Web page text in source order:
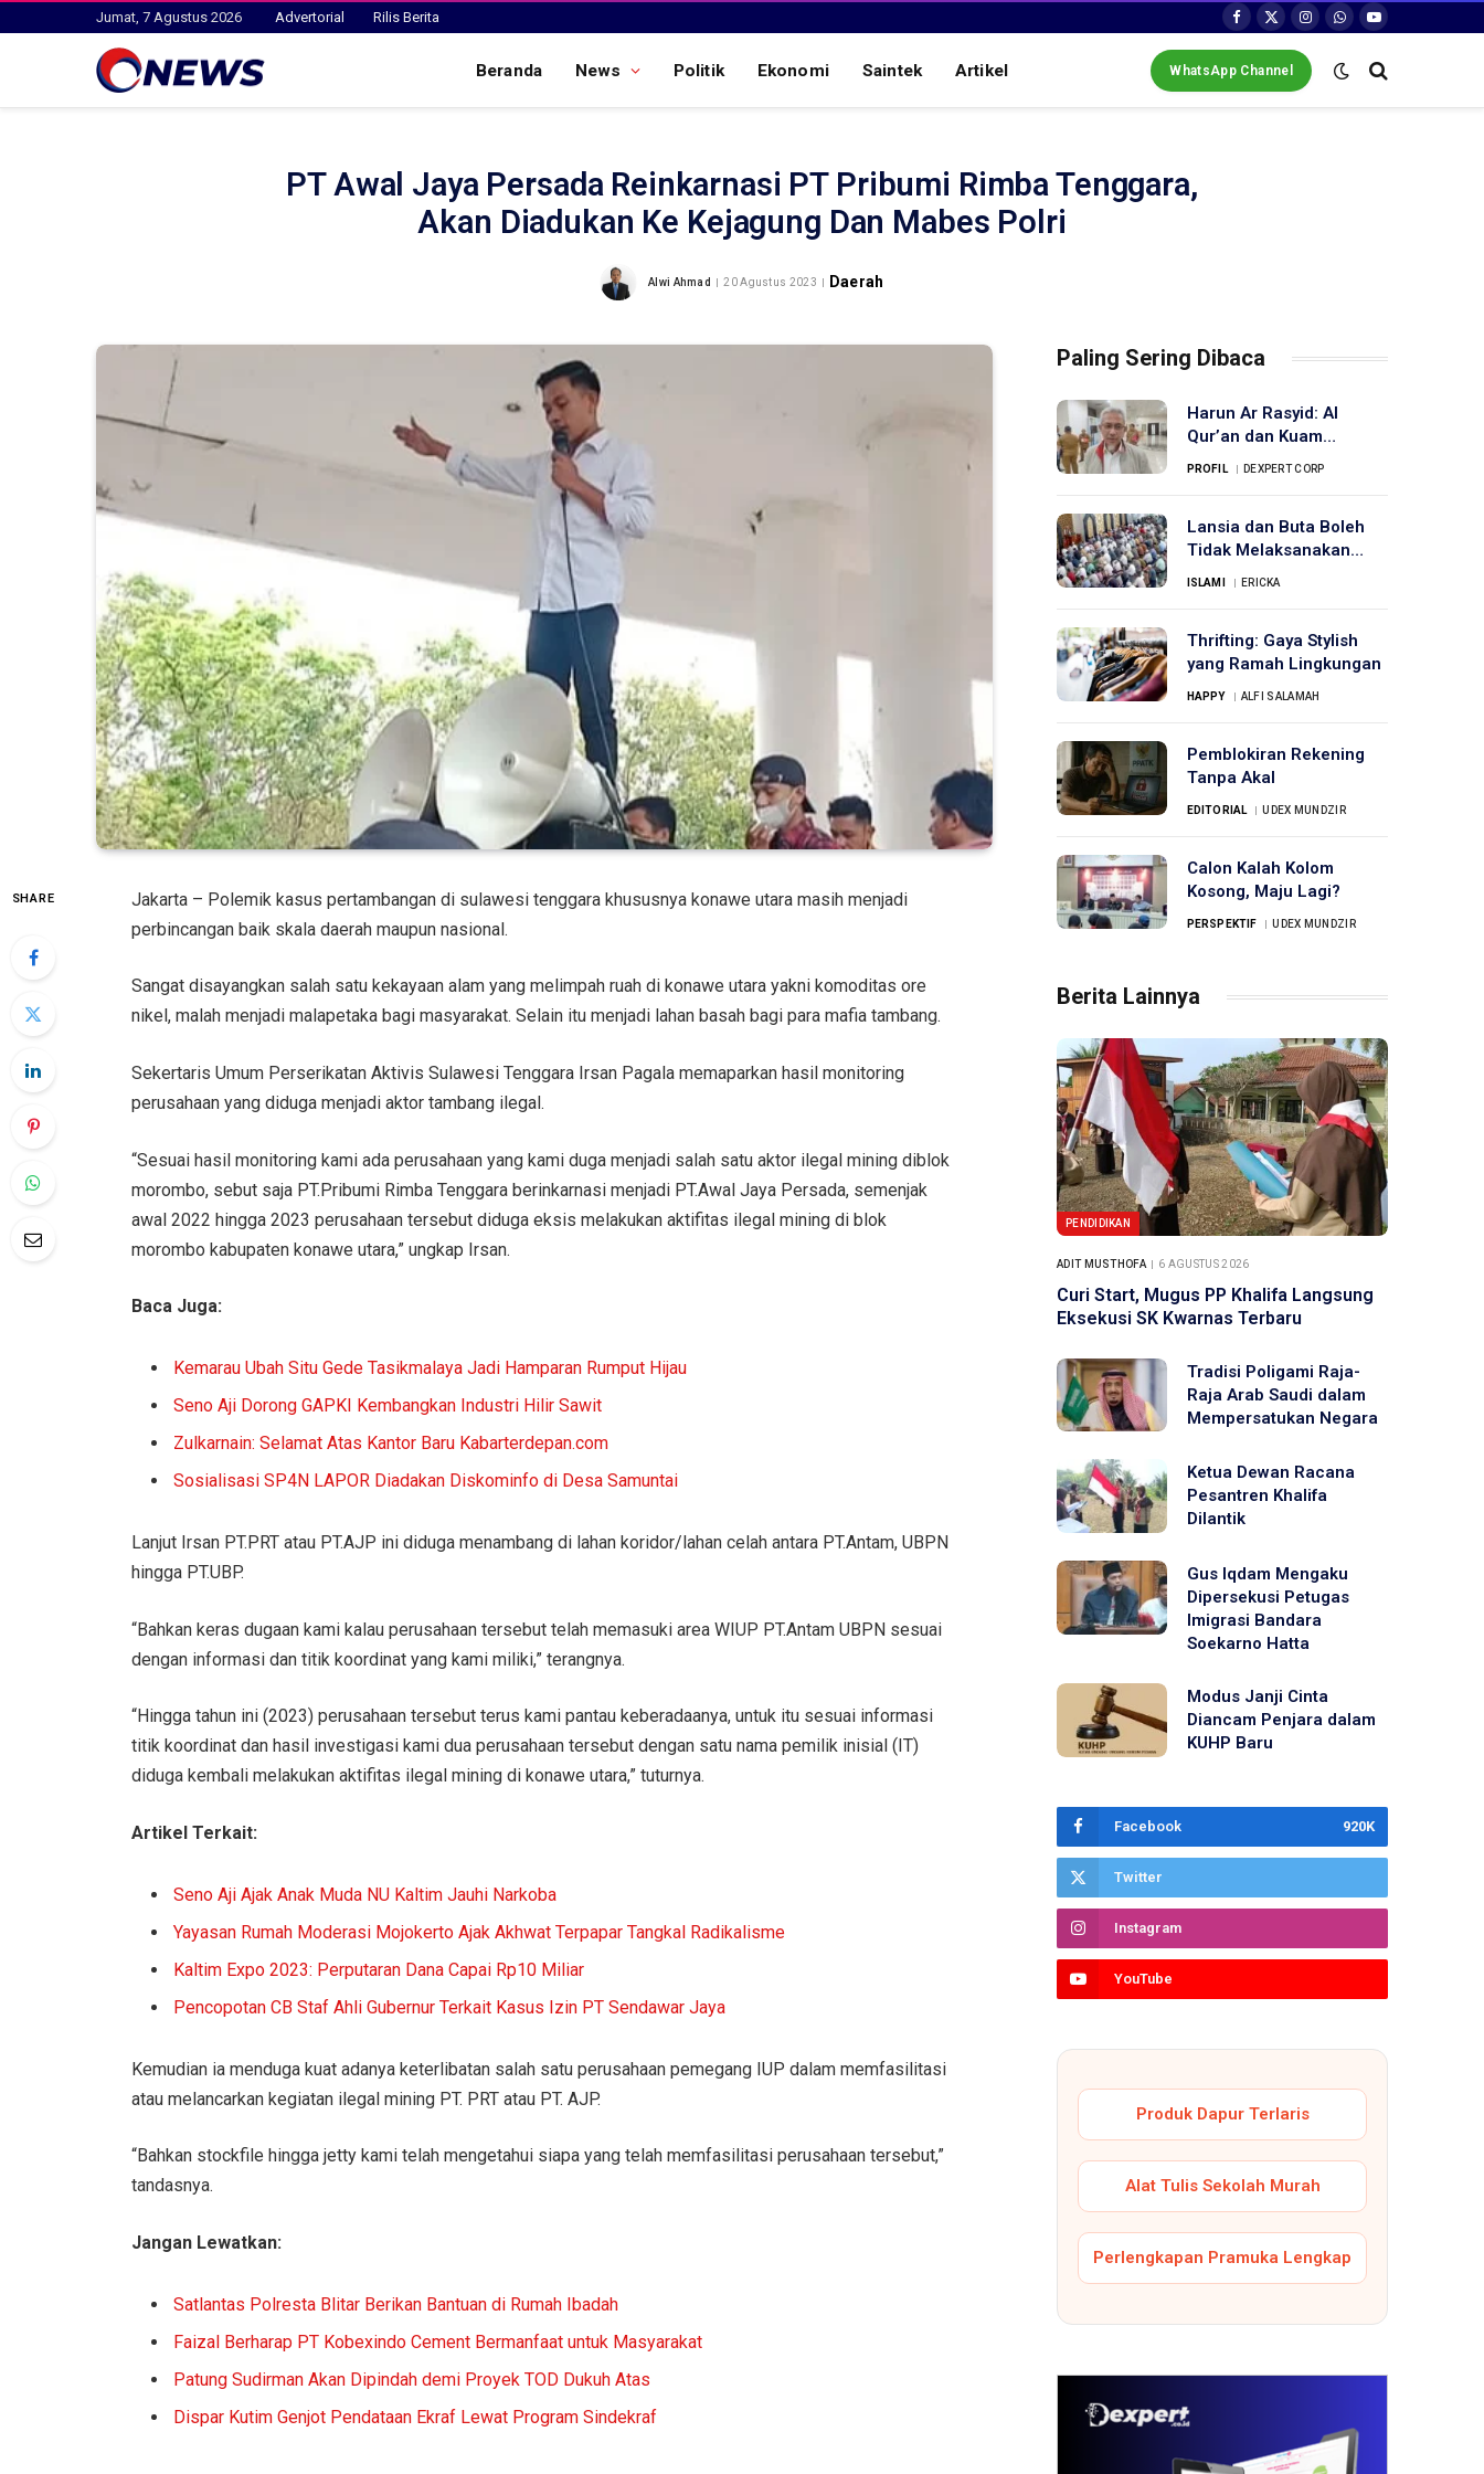
Jumat, 7 Agustus 2026 Advertorial Rilis Berita
Facebook
X
(Twitter)
Instagram
WhatsApp
YouTube
Beranda News Politik Ekonomi Saintek Artikel WhatsApp Channel
PT Awal Jaya Persada Reinkarnasi PT Pribumi Rimba Tenggara,
Akan Diadukan Ke Kejagung Dan Mabes Polri
Alwi Ahmad 20 Agustus 2023 Daerah
SHARE
Jakarta – Polemik kasus pertambangan di sulawesi tenggara khususnya konawe utara masih menjadi
perbincangan baik skala daerah maupun nasional.
Sangat disayangkan salah satu kekayaan alam yang melimpah ruah di konawe utara yakni komoditas ore
nikel, malah menjadi malapetaka bagi masyarakat. Selain itu menjadi lahan basah bagi para mafia tambang.
Sekertaris Umum Perserikatan Aktivis Sulawesi Tenggara Irsan Pagala memaparkan hasil monitoring
perusahaan yang diduga menjadi aktor tambang ilegal.
“Sesuai hasil monitoring kami ada perusahaan yang kami duga menjadi salah satu aktor ilegal mining diblok
morombo, sebut saja PT.Pribumi Rimba Tenggara berinkarnasi menjadi PT.Awal Jaya Persada, semenjak
awal 2022 hingga 2023 perusahaan tersebut diduga eksis melakukan aktifitas ilegal mining di blok
morombo kabupaten konawe utara,” ungkap Irsan.
Baca Juga:
Kemarau Ubah Situ Gede Tasikmalaya Jadi Hamparan Rumput Hijau
Seno Aji Dorong GAPKI Kembangkan Industri Hilir Sawit
Zulkarnain: Selamat Atas Kantor Baru Kabarterdepan.com
Sosialisasi SP4N LAPOR Diadakan Diskominfo di Desa Samuntai
Lanjut Irsan PT.PRT atau PT.AJP ini diduga menambang di lahan koridor/lahan celah antara PT.Antam, UBPN
hingga PT.UBP.
“Bahkan keras dugaan kami kalau perusahaan tersebut telah memasuki area WIUP PT.Antam UBPN sesuai
dengan informasi dan titik koordinat yang kami miliki,” terangnya.
“Hingga tahun ini (2023) perusahaan tersebut terus kami pantau keberadaanya, untuk itu sesuai informasi
titik koordinat dan hasil investigasi kami dua perusahaan tersebut dengan satu nama pemilik inisial (IT)
diduga kembali melakukan aktifitas ilegal mining di konawe utara,” tuturnya.
Artikel Terkait:
Seno Aji Ajak Anak Muda NU Kaltim Jauhi Narkoba
Yayasan Rumah Moderasi Mojokerto Ajak Akhwat Terpapar Tangkal Radikalisme
Kaltim Expo 2023: Perputaran Dana Capai Rp10 Miliar
Pencopotan CB Staf Ahli Gubernur Terkait Kasus Izin PT Sendawar Jaya
Kemudian ia menduga kuat adanya keterlibatan salah satu perusahaan pemegang IUP dalam memfasilitasi
atau melancarkan kegiatan ilegal mining PT. PRT atau PT. AJP.
“Bahkan stockfile hingga jetty kami telah mengetahui siapa yang telah memfasilitasi perusahaan tersebut,”
tandasnya.
Jangan Lewatkan:
Satlantas Polresta Blitar Berikan Bantuan di Rumah Ibadah
Faizal Berharap PT Kobexindo Cement Bermanfaat untuk Masyarakat
Patung Sudirman Akan Dipindah demi Proyek TOD Dukuh Atas
Dispar Kutim Genjot Pendataan Ekraf Lewat Program Sindekraf
Paling Sering Dibaca
Harun Ar Rasyid: Al
Qur’an dan Kuam
Muslimin Ibarat Ikan
PROFIL DEXPERT CORP
Lansia dan Buta Boleh
Tidak Melaksanakan
Sholat Jumat?
ISLAMI ERICKA
Thrifting: Gaya Stylish
yang Ramah Lingkungan
HAPPY ALFI SALAMAH
Pemblokiran Rekening
Tanpa Akal
EDITORIAL UDEX MUNDZIR
Calon Kalah Kolom
Kosong, Maju Lagi?
PERSPEKTIF UDEX MUNDZIR
Berita Lainnya
PENDIDIKAN
ADIT MUSTHOFA 6 AGUSTUS 2026
Curi Start, Mugus PP Khalifa Langsung
Eksekusi SK Kwarnas Terbaru
Tradisi Poligami Raja-
Raja Arab Saudi dalam
Mempersatukan Negara
Ketua Dewan Racana
Pesantren Khalifa
Dilantik
Gus Iqdam Mengaku
Dipersekusi Petugas
Imigrasi Bandara
Soekarno Hatta
Modus Janji Cinta
Diancam Penjara dalam
KUHP Baru
Facebook 920K
Twitter
Instagram
YouTube
Produk Dapur Terlaris
Alat Tulis Sekolah Murah
Perlengkapan Pramuka Lengkap